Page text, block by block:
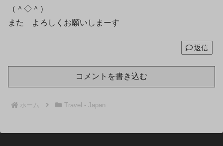
（＾◇＾）
また よろしくお願いしまーす
返信
コメントを書き込む
ホーム Travel - Japan